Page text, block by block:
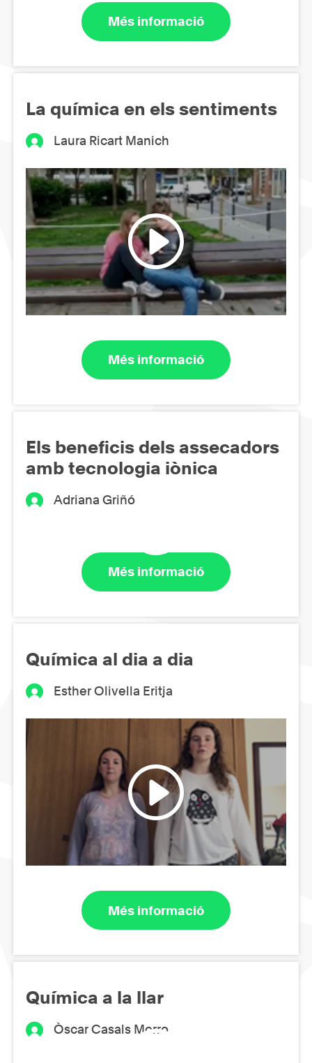
Més informació
La química en els sentiments
Laura Ricart Manich
Més informació
Els beneficis dels assecadors
amb tecnologia iònica
Adriana Griñó
Més informació
Química al dia a dia
Esther Olivella Eritja
Més informació
Química a la llar
Òscar Casals Morro